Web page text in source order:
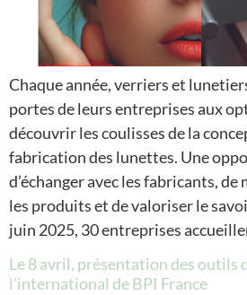
Chaque année, verriers et
portes de leurs entreprises aux
découvrir les coulisses de la
fabrication des lunettes. Une
d’échanger avec les fabricants,
les produits et de valoriser le
juin 2025, 30 entreprises
Le 8 avril, présentation des outils
l’international de BPI France